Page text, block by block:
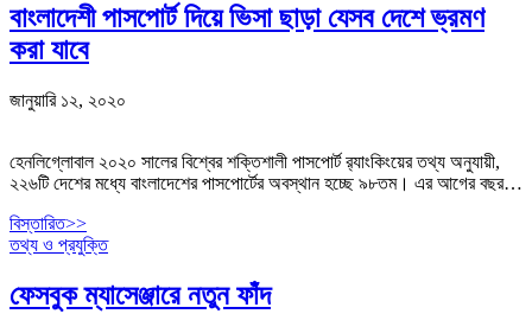
বাংলাদেশী পাসপোর্ট দিয়ে ভিসা ছাড়া যেসব দেশে ভ্রমণ
করা যাবে
জানুয়ারি ১২, ২০২০
হেনলিগ্লোবাল ২০২০ সালের বিশ্বের শক্তিশালী পাসপোর্ট র‌্যাংকিংয়ের তথ্য অনুযায়ী,
২২৬টি দেশের মধ্যে বাংলাদেশের পাসপোর্টের অবস্থান হচ্ছে ৯৮তম। এর আগের বছর…
বিস্তারিত>>
তথ্য ও প্রযুক্তি
ফেসবুক ম্যাসেঞ্জারে নতুন ফাঁদ